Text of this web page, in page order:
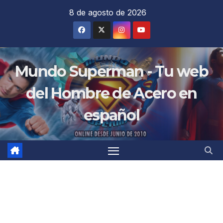
8 de agosto de 2026
Mundo Superman - Tu web
del Hombre de Acero en
español